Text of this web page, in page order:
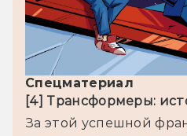
Спецматериал
[4] Трансформеры:
За этой успешной